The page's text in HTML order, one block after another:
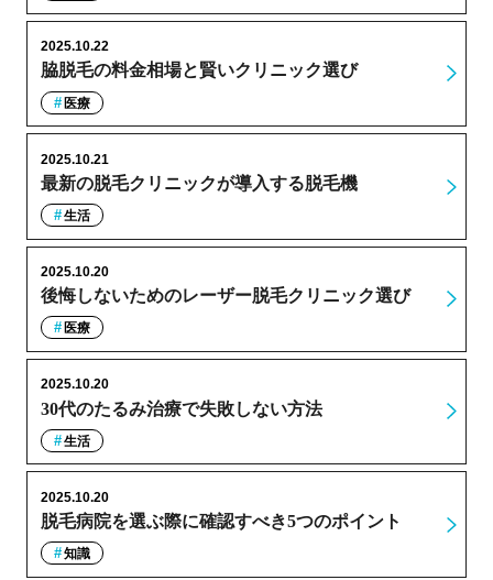
脇脱毛の料金相場と賢いクリニック選び
2025.10.22
医療
最新の脱毛クリニックが導入する脱毛機
2025.10.21
生活
後悔しないためのレーザー脱毛クリニック選び
2025.10.20
医療
30代のたるみ治療で失敗しない方法
2025.10.20
生活
脱毛病院を選ぶ際に確認すべき5つのポイント
2025.10.20
知識